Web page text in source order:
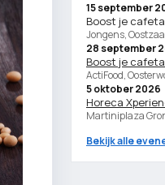
15 september
Boost je
Jongens,
28 september
Boost je
ActiFood,
5 oktober 2026
Horeca
Martiniplaza
Bekijk alle